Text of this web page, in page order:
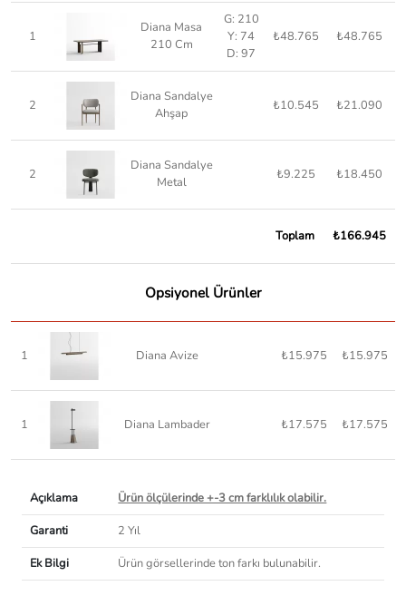
1
Diana Masa
210 Cm
G: 210
Y: 74
D: 97
₺48.765 ₺48.765
2
Diana Sandalye
Ahşap
₺10.545 ₺21.090
2
Diana Sandalye
Metal
₺9.225 ₺18.450
Toplam ₺166.945
Opsiyonel Ürünler
1 Diana Avize ₺15.975 ₺15.975
1 Diana Lambader ₺17.575 ₺17.575
Açıklama
Ürün ölçülerinde +-3 cm farklılık olabilir.
Garanti
2 Yıl
Ek Bilgi
Ürün görsellerinde ton farkı bulunabilir.